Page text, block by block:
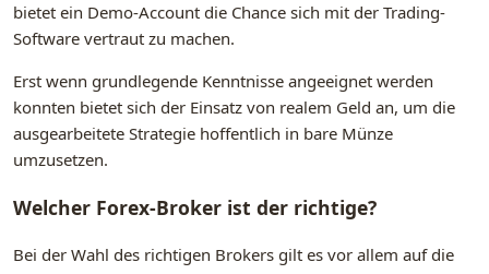
bietet ein Demo-Account die Chance sich mit der Trading-
Software vertraut zu machen.
Erst wenn grundlegende Kenntnisse angeeignet werden
konnten bietet sich der Einsatz von realem Geld an, um die
ausgearbeitete Strategie hoffentlich in bare Münze
umzusetzen.
Welcher Forex-Broker ist der richtige?
Bei der Wahl des richtigen Brokers gilt es vor allem auf die